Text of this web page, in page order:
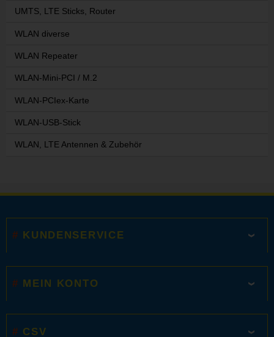
UMTS, LTE Sticks, Router
WLAN diverse
WLAN Repeater
WLAN-Mini-PCI / M.2
WLAN-PCIex-Karte
WLAN-USB-Stick
WLAN, LTE Antennen & Zubehör
KUNDENSERVICE
MEIN KONTO
CSV